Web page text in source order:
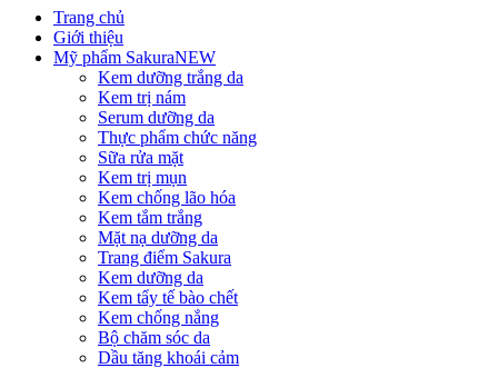
Trang chủ
Giới thiệu
Mỹ phẩm SakuraNEW
Kem dưỡng trắng da
Kem trị nám
Serum dưỡng da
Thực phẩm chức năng
Sữa rửa mặt
Kem trị mụn
Kem chống lão hóa
Kem tắm trắng
Mặt nạ dưỡng da
Trang điểm Sakura
Kem dưỡng da
Kem tẩy tế bào chết
Kem chống nắng
Bộ chăm sóc da
Dầu tăng khoái cảm